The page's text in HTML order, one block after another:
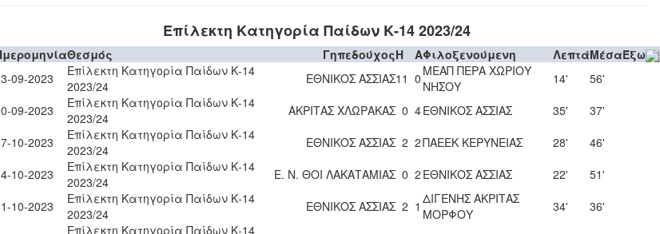
Επίλεκτη Κατηγορία Παίδων Κ-14 2023/24
Θεσμός ΓηπεδούχοςH AΦιλοξενούμενη ΛεπτάΜέσαΈξω
09-2023
Επίλεκτη Κατηγορία Παίδων Κ-14
2023/24
ΕΘΝΙΚΟΣ ΑΣΣΙΑΣ11 0 ΜΕΑΠ ΠΕΡΑ ΧΩΡΙΟΥ
ΝΗΣΟΥ
14' 56'
09-2023
Επίλεκτη Κατηγορία Παίδων Κ-14
2023/24
ΑΚΡΙΤΑΣ ΧΛΩΡΑΚΑΣ 0 4ΕΘΝΙΚΟΣ ΑΣΣΙΑΣ 35' 37'
10-2023
Επίλεκτη Κατηγορία Παίδων Κ-14
2023/24
ΕΘΝΙΚΟΣ ΑΣΣΙΑΣ 2 2ΠΑΕΕΚ ΚΕΡΥΝΕΙΑΣ 28'
46'
10-2023
Επίλεκτη Κατηγορία Παίδων Κ-14
2023/24
Ε. Ν. ΘΟΙ ΛΑΚΑΤΑΜΙΑΣ 0 2 ΕΘΝΙΚΟΣ ΑΣΣΙΑΣ 22'
51'
10-2023
Επίλεκτη Κατηγορία Παίδων Κ-14
2023/24
ΕΘΝΙΚΟΣ ΑΣΣΙΑΣ 2 1 ΔΙΓΕΝΗΣ ΑΚΡΙΤΑΣ
ΜΟΡΦΟΥ
34' 36'
Επίλεκτη Κατηγορία Παίδων Κ-14